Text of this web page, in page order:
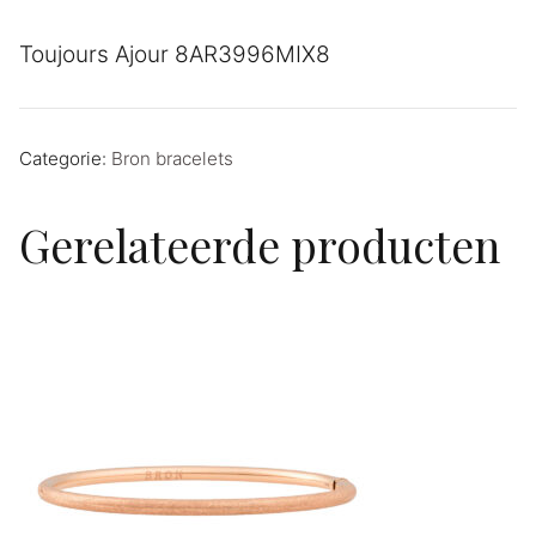
Toujours Ajour 8AR3996MIX8
Categorie: Bron bracelets
Gerelateerde producten